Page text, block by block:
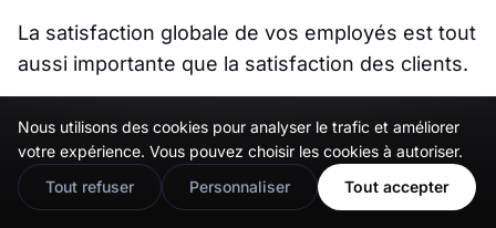
La satisfaction globale de vos employés est tout
aussi importante que la satisfaction des clients.
signifient qu’ils sont motivés pour travailler et
qu’ils sont satisfaits de l’environnement et des
conditions de travail que vous offrez.
Nous utilisons des cookies pour analyser le trafic et améliorer
votre expérience. Vous pouvez choisir les cookies à autoriser.
Tout refuser
Personnaliser Tout accepter
🇬🇧Would you prefer this site in English?
View in English